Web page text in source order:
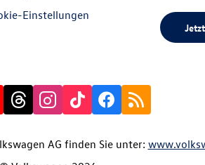
Einstellungen
AG finden Sie unter: